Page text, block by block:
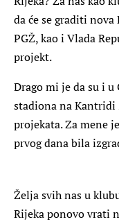
da će se graditi
PGŽ, kao i Vlada
projekt.
Drago mi je da su i
stadiona na
projekata. Za mene
prvog dana bila
Želja svih nas u
Rijeka ponovo vrati